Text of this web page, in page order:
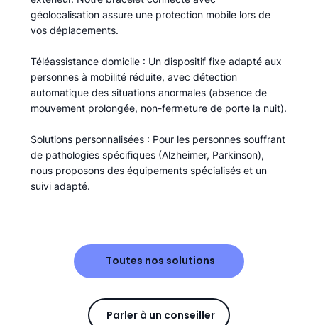
géolocalisation assure une protection mobile lors de
vos déplacements.
Téléassistance domicile : Un dispositif fixe adapté aux
personnes à mobilité réduite, avec détection
automatique des situations anormales (absence de
mouvement prolongée, non-fermeture de porte la nuit).
Solutions personnalisées : Pour les personnes souffrant
de pathologies spécifiques (Alzheimer, Parkinson),
nous proposons des équipements spécialisés et un
suivi adapté.
Toutes nos solutions
Parler à un conseiller